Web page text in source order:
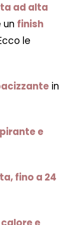
ad alta
finish
le
in
e
fino a 24